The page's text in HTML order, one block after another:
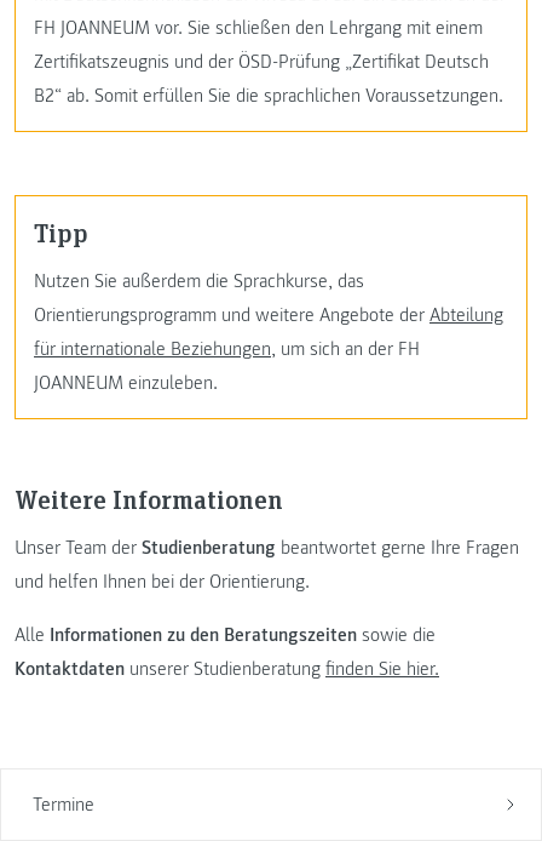
Termine
FH JOANNEUM vor. Sie schließen den Lehrgang mit einem
Zertifikatszeugnis und der ÖSD-Prüfung „Zertifikat Deutsch
B2“ ab. Somit erfüllen Sie die sprachlichen Voraussetzungen.
Tipp
Nutzen Sie außerdem die Sprachkurse, das
Orientierungsprogramm und weitere Angebote der Abteilung
für internationale Beziehungen, um sich an der FH
JOANNEUM einzuleben.
Weitere Informationen
Unser Team der Studienberatung beantwortet gerne Ihre Fragen
und helfen Ihnen bei der Orientierung.
Alle Informationen zu den Beratungszeiten sowie die
Kontaktdaten unserer Studienberatung finden Sie hier.